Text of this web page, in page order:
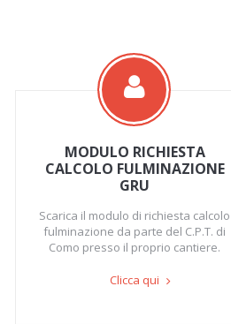
MODULO RICHIESTA
CALCOLO FULMINAZIONE
GRU
Scarica il modulo di richiesta calcolo
fulminazione da parte del C.P.T. di
Como presso il proprio cantiere.
Clicca qui